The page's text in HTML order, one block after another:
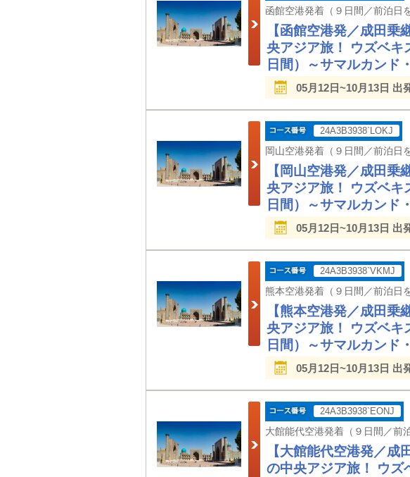
【函館空港発／成田
央アジア旅！ ウズベキ
日間）～サマルカンド
05月12日~10月13日 出
24A3B3938`LOKJ
【岡山空港発／成田
央アジア旅！ ウズベキ
日間）～サマルカンド
05月12日~10月13日 出
24A3B3938`VKMJ
【熊本空港発／成田
央アジア旅！ ウズベキ
日間）～サマルカンド
05月12日~10月13日 出
24A3B3938`EONJ
【大館能代空港発／
の中央アジア旅！ ウズ